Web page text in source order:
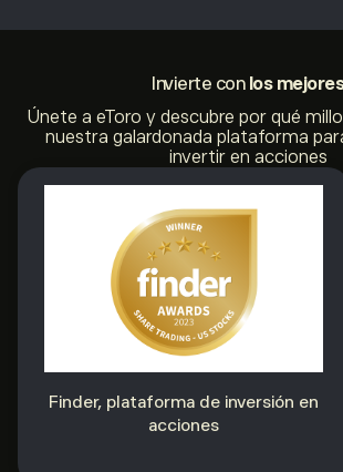
Invierte con los mejores
Únete a eToro y descubre por qué
nuestra galardonada plataforma
invertir en acciones
Finder, plataforma de inversión en
acciones